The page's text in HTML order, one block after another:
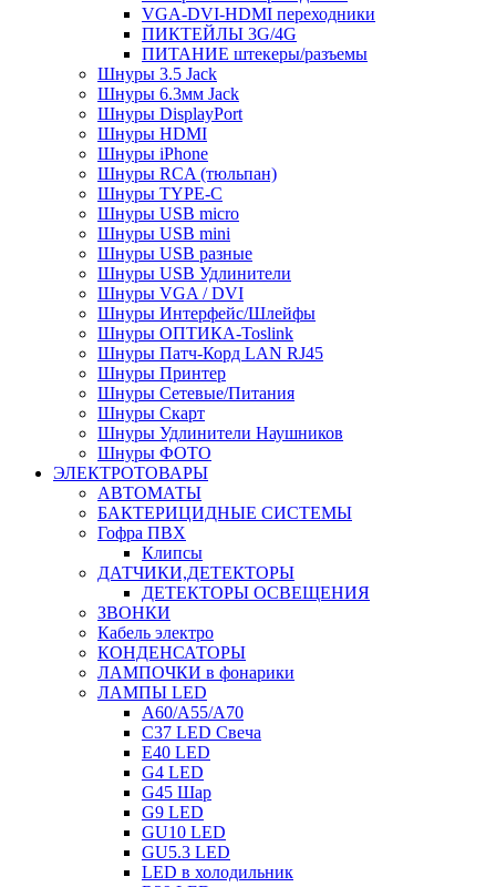
VGA-DVI-HDMI переходники
ПИКТЕЙЛЫ 3G/4G
ПИТАНИЕ штекеры/разъемы
Шнуры 3.5 Jack
Шнуры 6.3мм Jack
Шнуры DisplayPort
Шнуры HDMI
Шнуры iPhone
Шнуры RCA (тюльпан)
Шнуры TYPE-C
Шнуры USB micro
Шнуры USB mini
Шнуры USB разные
Шнуры USB Удлинители
Шнуры VGA / DVI
Шнуры Интерфейс/Шлейфы
Шнуры ОПТИКА-Toslink
Шнуры Патч-Корд LAN RJ45
Шнуры Принтер
Шнуры Сетевые/Питания
Шнуры Скарт
Шнуры Удлинители Наушников
Шнуры ФОТО
ЭЛЕКТРОТОВАРЫ
АВТОМАТЫ
БАКТЕРИЦИДНЫЕ СИСТЕМЫ
Гофра ПВХ
Клипсы
ДАТЧИКИ,ДЕТЕКТОРЫ
ДЕТЕКТОРЫ ОСВЕЩЕНИЯ
ЗВОНКИ
Кабель электро
КОНДЕНСАТОРЫ
ЛАМПОЧКИ в фонарики
ЛАМПЫ LED
A60/A55/A70
C37 LED Свеча
E40 LED
G4 LED
G45 Шар
G9 LED
GU10 LED
GU5.3 LED
LED в холодильник